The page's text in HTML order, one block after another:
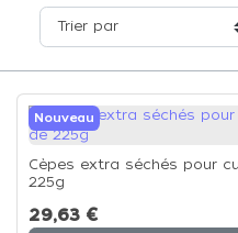
Trier par
Nouveau
Cèpes extra séchés pour
225g
29,63 €